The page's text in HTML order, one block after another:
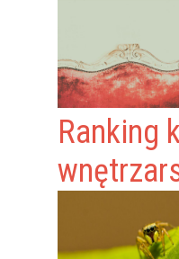
Ranking